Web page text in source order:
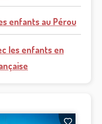
enfants au Pérou
les enfants en